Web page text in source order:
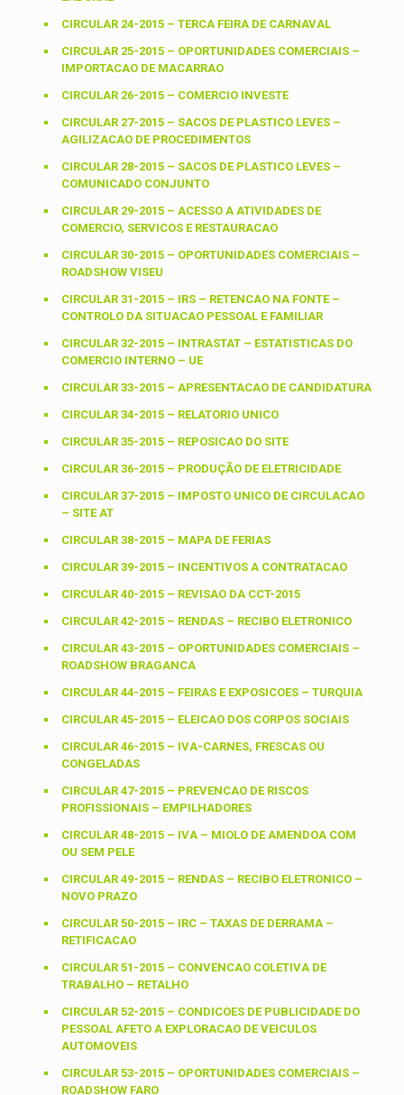
CIRCULAR 24-2015 – TERCA FEIRA DE CARNAVAL
CIRCULAR 25-2015 – OPORTUNIDADES COMERCIAIS –
IMPORTACAO DE MACARRAO
CIRCULAR 26-2015 – COMERCIO INVESTE
CIRCULAR 27-2015 – SACOS DE PLASTICO LEVES –
AGILIZACAO DE PROCEDIMENTOS
CIRCULAR 28-2015 – SACOS DE PLASTICO LEVES –
COMUNICADO CONJUNTO
CIRCULAR 29-2015 – ACESSO A ATIVIDADES DE
COMERCIO, SERVICOS E RESTAURACAO
CIRCULAR 30-2015 – OPORTUNIDADES COMERCIAIS –
ROADSHOW VISEU
CIRCULAR 31-2015 – IRS – RETENCAO NA FONTE –
CONTROLO DA SITUACAO PESSOAL E FAMILIAR
CIRCULAR 32-2015 – INTRASTAT – ESTATISTICAS DO
COMERCIO INTERNO – UE
CIRCULAR 33-2015 – APRESENTACAO DE CANDIDATURA
CIRCULAR 34-2015 – RELATORIO UNICO
CIRCULAR 35-2015 – REPOSICAO DO SITE
CIRCULAR 36-2015 – PRODUÇÃO DE ELETRICIDADE
CIRCULAR 37-2015 – IMPOSTO UNICO DE CIRCULACAO
– SITE AT
CIRCULAR 38-2015 – MAPA DE FERIAS
CIRCULAR 39-2015 – INCENTIVOS A CONTRATACAO
CIRCULAR 40-2015 – REVISAO DA CCT-2015
CIRCULAR 42-2015 – RENDAS – RECIBO ELETRONICO
CIRCULAR 43-2015 – OPORTUNIDADES COMERCIAIS –
ROADSHOW BRAGANCA
CIRCULAR 44-2015 – FEIRAS E EXPOSICOES – TURQUIA
CIRCULAR 45-2015 – ELEICAO DOS CORPOS SOCIAIS
CIRCULAR 46-2015 – IVA-CARNES, FRESCAS OU
CONGELADAS
CIRCULAR 47-2015 – PREVENCAO DE RISCOS
PROFISSIONAIS – EMPILHADORES
CIRCULAR 48-2015 – IVA – MIOLO DE AMENDOA COM
OU SEM PELE
CIRCULAR 49-2015 – RENDAS – RECIBO ELETRONICO –
NOVO PRAZO
CIRCULAR 50-2015 – IRC – TAXAS DE DERRAMA –
RETIFICACAO
CIRCULAR 51-2015 – CONVENCAO COLETIVA DE
TRABALHO – RETALHO
CIRCULAR 52-2015 – CONDICOES DE PUBLICIDADE DO
PESSOAL AFETO A EXPLORACAO DE VEICULOS
AUTOMOVEIS
CIRCULAR 53-2015 – OPORTUNIDADES COMERCIAIS –
ROADSHOW FARO